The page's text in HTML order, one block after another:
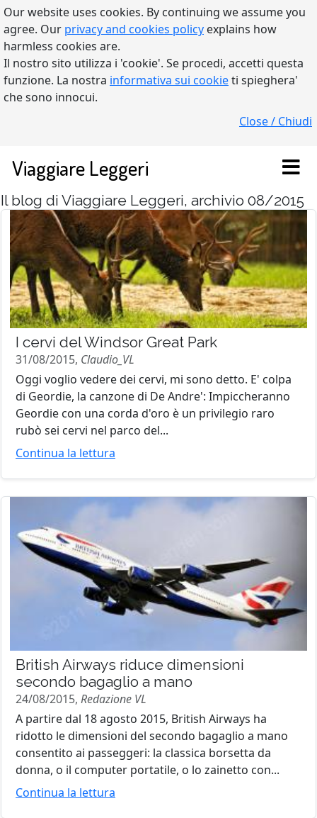
Our website uses cookies. By continuing we assume you
agree. Our privacy and cookies policy explains how
harmless cookies are.
Il nostro sito utilizza i 'cookie'. Se procedi, accetti questa
funzione. La nostra informativa sui cookieti spieghera'
che sono innocui.
Close / Chiudi
Viaggiare Leggeri
Il blog di Viaggiare Leggeri, archivio 08/2015
I cervi del Windsor Great Park
31/08/2015, Claudio_VL
Oggi voglio vedere dei cervi, mi sono detto. E' colpa
di Geordie, la canzone di De Andre': Impiccheranno
Geordie con una corda d'oro è un privilegio raro
rubò sei cervi nel parco del...
Continua la lettura
British Airways riduce dimensioni
secondo bagaglio a mano
24/08/2015, Redazione VL
A partire dal 18 agosto 2015, British Airways ha
ridotto le dimensioni del secondo bagaglio a mano
consentito ai passeggeri: la classica borsetta da
donna, o il computer portatile, o lo zainetto con...
Continua la lettura